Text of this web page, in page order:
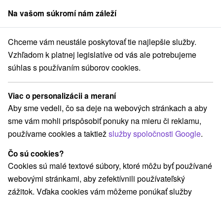
člen skupinySorger
kraj Piešťany Vajcovka - verejný horúci prameň Piešťany
Vajcovka - verejný horúci prameň
Piešťany
Navigovať do miesta
Google recenzie
921 01 Piešťany - Kúpeľný ostrov
N +48° 35' 13.12''
E +17° 50' 33.66''
Na vašom súkromí nám záleží
Chceme vám neustále poskytovať tie najlepšie služby.
Vzhľadom k platnej legislatíve od vás ale potrebujeme
súhlas s používaním súborov cookies.
Viac o personalizácii a meraní
Aby sme vedeli, čo sa deje na webových stránkach a aby
sme vám mohli prispôsobiť ponuky na mieru či reklamu,
používame cookies a taktiežslužby spoločnosti Google.
Čo sú cookies?
Cookies sú malé textové súbory, ktoré môžu byť používané
webovými stránkami, aby zefektívnili používateľský
zážitok. Vďaka cookies vám môžeme ponúkať služby